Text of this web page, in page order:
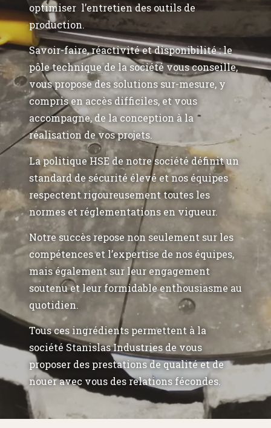
optimiser l’entretien des outils de
production.
Savoir-faire, réactivité et disponibilité : le
pôle technique de la société vous conseille,
vous propose des solutions sur-mesure, y
compris en accès difficiles, et vous
accompagne, de la conception à la
réalisation de vos projets.
La politique HSE de notre société définit un
standard de sécurité élevé et nos équipes
respectent rigoureusement toutes les
normes et réglementations en vigueur.
Notre succès repose non seulement sur les
compétences et l’expertise de nos équipes,
mais également sur leur engagement
soutenu et leur formidable enthousiasme au
quotidien.
Tous ces ingrédients permettent à la
société Stanislas Industries de vous
proposer des prestations de qualité et de
nouer avec vous des relations fécondes.